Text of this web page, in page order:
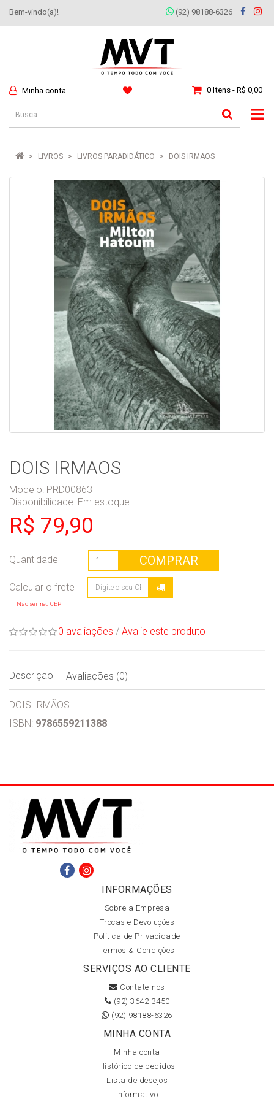
Bem-vindo(a)! (92) 98188-6326
Minha conta 0 Itens - R$ 0,00
LIVROS LIVROS PARADIDÁTICO DOIS IRMAOS
DOIS IRMAOS
Modelo: PRD00863
Disponibilidade: Em estoque
R$ 79,90
Quantidade COMPRAR
Não sei meu CEP
0 avaliações / Avalie este produto
Descrição Avaliações (0)
DOIS IRMÃOS
ISBN: 9786559211388
INFORMAÇÕES
Sobre a Empresa
Trocas e Devoluções
Política de Privacidade
Termos & Condições
SERVIÇOS AO CLIENTE
Contate-nos
(92) 3642-3450
(92) 98188-6326
MINHA CONTA
Minha conta
Histórico de pedidos
Lista de desejos
Informativo